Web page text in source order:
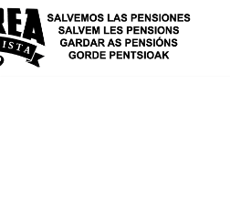
Saltar
al
contenido